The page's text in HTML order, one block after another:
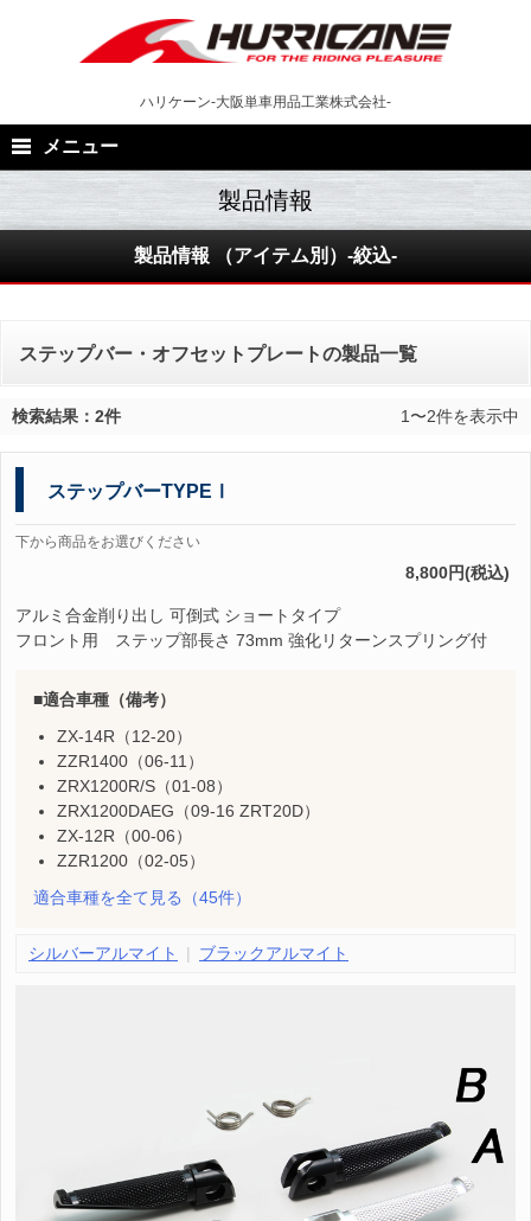
ハリケーン-大阪単車用品工業株式会社-
メニュー
製品情報 （アイテム別）-絞込-
ステップバー・オフセットプレートの製品一覧
検索結果：2件 1〜2件を表示中
ステップバーTYPEⅠ
下から商品をお選びください
8,800円(税込)
アルミ合金削り出し 可倒式 ショートタイプ
フロント用 ステップ部長さ 73mm 強化リターンスプリング付
適合車種（備考）
ZX-14R（12-20）
ZZR1400（06-11）
ZRX1200R/S（01-08）
ZRX1200DAEG（09-16 ZRT20D）
ZX-12R（00-06）
ZZR1200（02-05）
適合車種を全て見る
（45件）
シルバーアルマイト ブラックアルマイト